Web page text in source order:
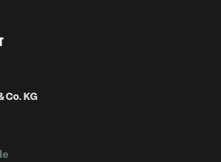
Co. KG